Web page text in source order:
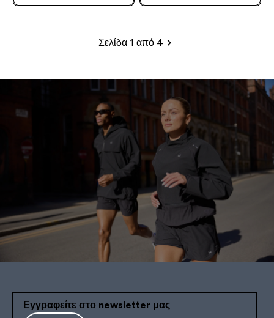
Σελιδοποίηση
Σελίδα 1 από 4
Εγγραφείτε στο newsletter μας